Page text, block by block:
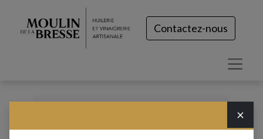
Contactez-nous
×